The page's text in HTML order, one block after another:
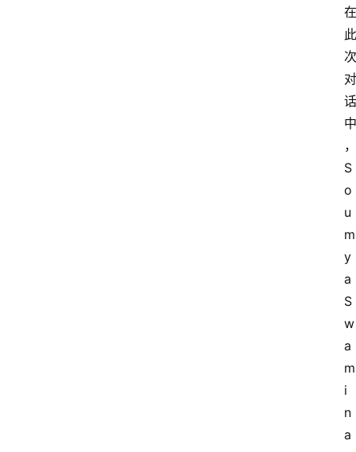
在
此
次
对
话
中
，
S
o
u
m
y
a
S
w
a
m
i
n
a